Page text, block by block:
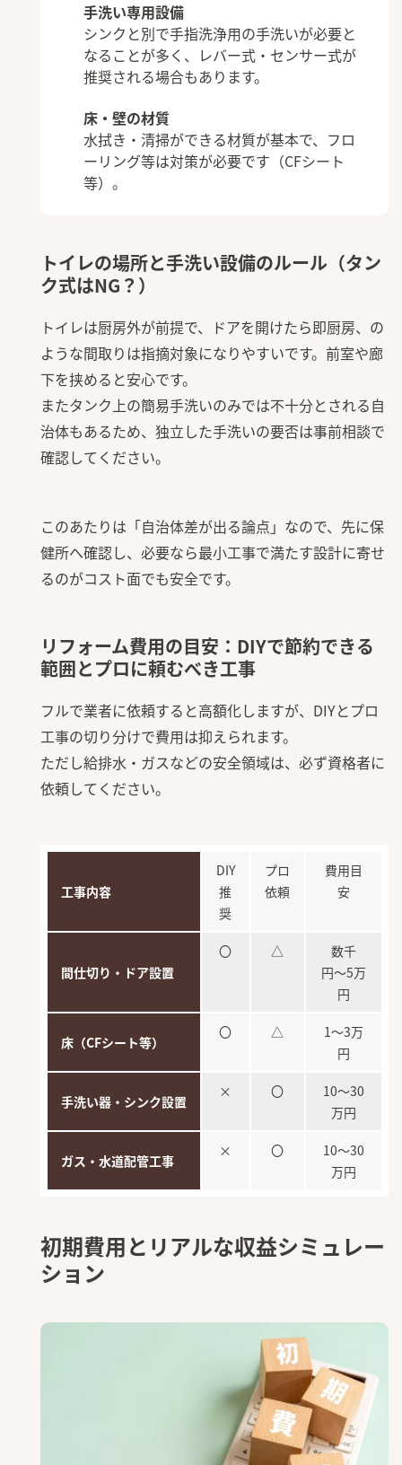
手洗い専用設備
シンクと別で手指洗浄用の手洗いが必要と
なることが多く、レバー式・センサー式が
推奨される場合もあります。
床・壁の材質
水拭き・清掃ができる材質が基本で、フロ
ーリング等は対策が必要です（CFシート
等）。
トイレの場所と手洗い設備のルール（タン
ク式はNG？）
トイレは厨房外が前提で、ドアを開けたら即厨房、の
ような間取りは指摘対象になりやすいです。前室や廊
下を挟めると安心です。
またタンク上の簡易手洗いのみでは不十分とされる自
治体もあるため、独立した手洗いの要否は事前相談で
確認してください。
このあたりは「自治体差が出る論点」なので、先に保
健所へ確認し、必要なら最小工事で満たす設計に寄せ
るのがコスト面でも安全です。
リフォーム費用の目安：DIYで節約できる
範囲とプロに頼むべき工事
フルで業者に依頼すると高額化しますが、DIYとプロ
工事の切り分けで費用は抑えられます。
ただし給排水・ガスなどの安全領域は、必ず資格者に
依頼してください。
工事内容
DIY
推
奨
プロ
依頼
費用目
安
間仕切り・ドア設置
〇 △
数千
円〜5万
円
床（CFシート等）
〇 △
1〜3万
円
手洗い器・シンク設置
× 〇
10〜30
万円
ガス・水道配管工事
× 〇
10〜30
万円
初期費用とリアルな収益シミュレー
ション